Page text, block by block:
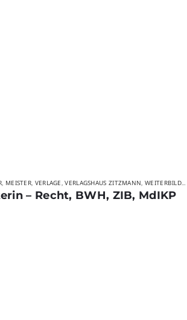
, MEISTER, VERLAGE,VERLAGSHAUS ZITZMANN, WEITERBILDUNG
– Recht, BWH, ZIB, MdIKP